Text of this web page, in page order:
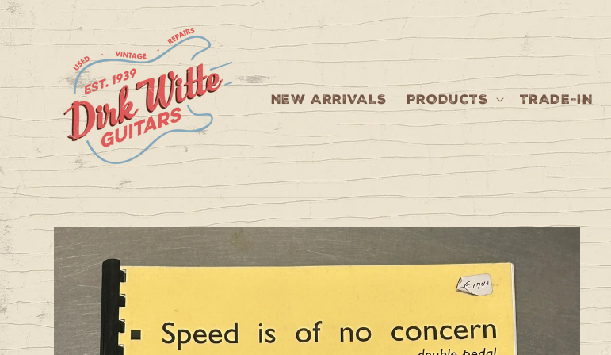
Skip to
content
NEW ARRIVALS PRODUCTS TRADE-IN
Skip to
product
information